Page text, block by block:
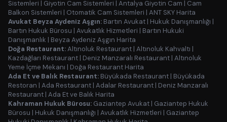
Sistemleri | Giyotin Cam Sistemleri | Antalya Giyotin Cam | Cam
Balkon Sistemleri | Otomatik Cam Sistemleri | ANT SKY Harita
Avukat Beyza Aydeniz Aşgın: Bartın Avukat | Hukuk Danışmanlığı |
Bartın Hukuk Bürosu | Avukatlık Hizmetleri | Bartın Hukuki
Danışmanlık | Beyza Aydeniz Aşgın Harita
Doğa Restaurant:Altınoluk Restaurant | Altınoluk Kahvaltı |
Kazdağları Restaurant | Deniz Manzaralı Restaurant | Altınoluk
Yeme İçme Mekanı | Doğa Restaurant Harita
Ada Et ve Balık Restaurant: Büyükada Restaurant | Büyükada
Restoran | Ada Restaurant | Adalar Restaurant | Deniz Manzaralı
Restaurant | Ada Et ve Balık Harita
Kahraman Hukuk Bürosu: Gaziantep Avukat | Gaziantep Hukuk
Bürosu | Hukuk Danışmanlığı | Avukatlık Hizmetleri | Gaziantep